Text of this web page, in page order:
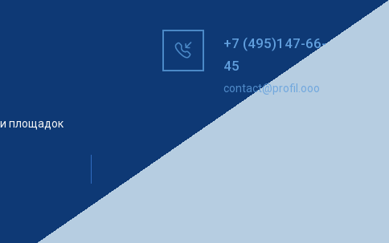
+7 (495)147-66-
45
contact@profil.ooo
площадок